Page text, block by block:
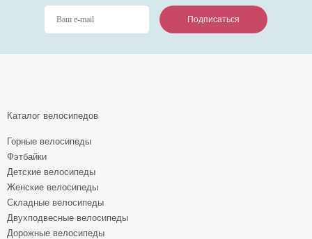
Подписаться
Подписаться
Подписаться
Каталог велосипедов
Горные велосипеды
Фэтбайки
Детские велосипеды
Женские велосипеды
Складные велосипеды
Двухподвесные велосипеды
Дорожные велосипеды